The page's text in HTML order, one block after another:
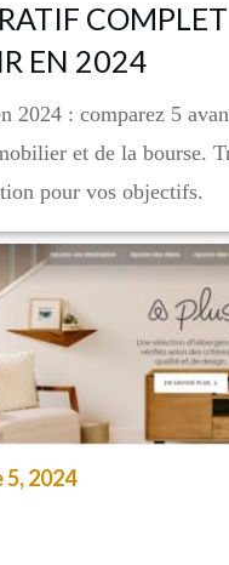
EN 2024
2024 : comparez 5
et de la bourse.
pour vos objectifs.
2024